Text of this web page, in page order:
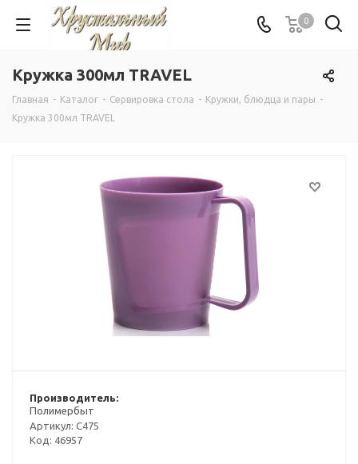
0
Кружка 300мл TRAVEL
Главная - Каталог - Сервировка стола - Кружки, блюдца и пары -
Кружка 300мл TRAVEL
Производитель:
Полимербыт
Артикул: C475
Код: 46957